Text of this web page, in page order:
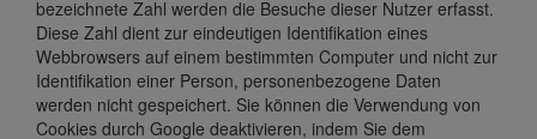
bezeichnete Zahl werden die Besuche dieser Nutzer erfasst.
Diese Zahl dient zur eindeutigen Identifikation eines
Webbrowsers auf einem bestimmten Computer und nicht zur
Identifikation einer Person, personenbezogene Daten
werden nicht gespeichert. Sie können die Verwendung von
Cookies durch Google deaktivieren, indem Sie dem